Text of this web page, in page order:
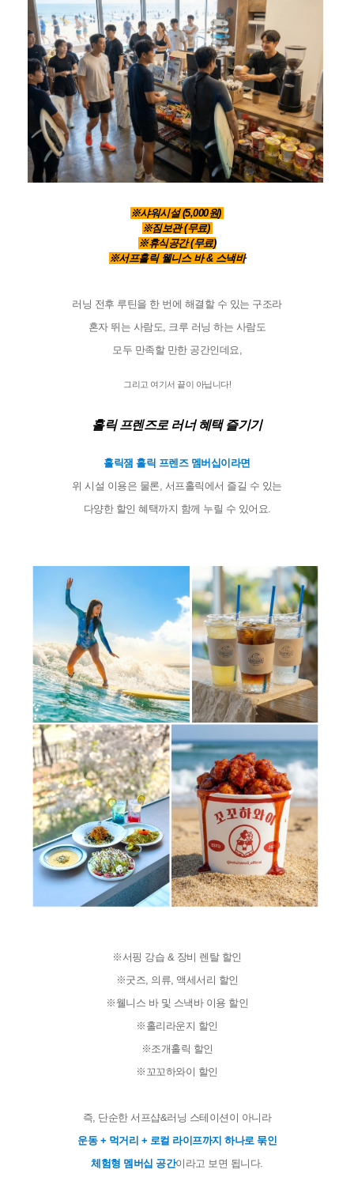
※샤워시설 (5,000원)
※짐보관 (무료)
※휴식공간 (무료)
※서프홀릭 웰니스 바 & 스낵바
러닝 전후 루틴을 한 번에 해결할 수 있는 구조라
혼자 뛰는 사람도, 크루 러닝 하는 사람도
모두 만족할 만한 공간인데요,
그리고 여기서 끝이 아닙니다!
홀릭 프렌즈로 러너 혜택 즐기기
홀릭잼 홀릭 프렌즈 멤버십이라면
위 시설 이용은 물론, 서프홀릭에서 즐길 수 있는
다양한 할인 혜택까지 함께 누릴 수 있어요.
※서핑 강습 & 장비 렌탈 할인
※굿즈, 의류, 액세서리 할인
※웰니스 바 및 스낵바 이용 할인
※홀리라운지 할인
※조개홀릭 할인
※꼬꼬하와이 할인
즉, 단순한 서프샵&러닝 스테이션이 아니라
운동 + 먹거리 + 로컬 라이프까지 하나로 묶인
체험형 멤버십 공간이라고 보면 됩니다.